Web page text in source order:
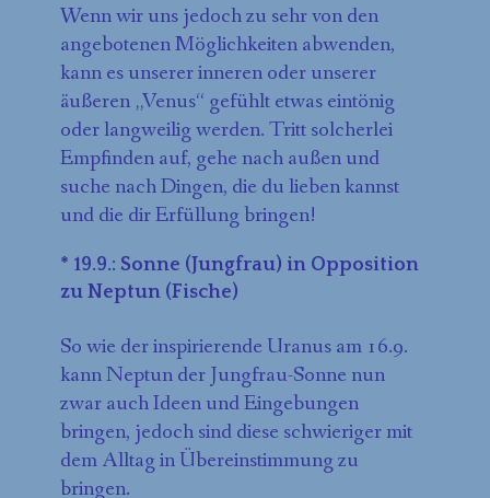
Wenn wir uns jedoch zu sehr von den
angebotenen Möglichkeiten abwenden,
kann es unserer inneren oder unserer
äußeren „Venus“ gefühlt etwas eintönig
oder langweilig werden. Tritt solcherlei
Empfinden auf, gehe nach außen und
suche nach Dingen, die du lieben kannst
und die dir Erfüllung bringen!
* 19.9.: Sonne (Jungfrau) in Opposition
zu Neptun (Fische)
So wie der inspirierende Uranus am 16.9.
kann Neptun der Jungfrau-Sonne nun
zwar auch Ideen und Eingebungen
bringen, jedoch sind diese schwieriger mit
dem Alltag in Übereinstimmung zu
bringen.